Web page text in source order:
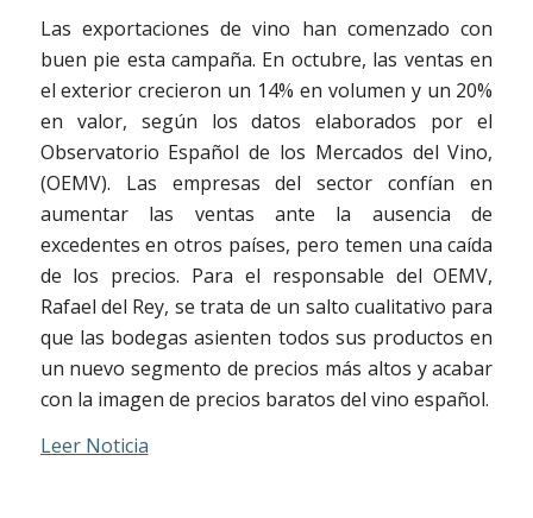
Las exportaciones de vino han comenzado con
buen pie esta campaña. En octubre, las ventas en
el exterior crecieron un 14% en volumen y un 20%
en valor, según los datos elaborados por el
Observatorio Español de los Mercados del Vino,
(OEMV). Las empresas del sector confían en
aumentar las ventas ante la ausencia de
excedentes en otros países, pero temen una caída
de los precios. Para el responsable del OEMV,
Rafael del Rey, se trata de un salto cualitativo para
que las bodegas asienten todos sus productos en
un nuevo segmento de precios más altos y acabar
con la imagen de precios baratos del vino español.
Leer Noticia